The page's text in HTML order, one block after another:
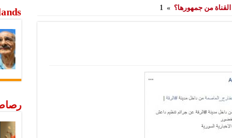
من جمهورها؟ »
1